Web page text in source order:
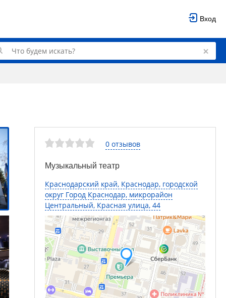
Вход
0 отзывов
Музыкальный театр
Краснодарский край, Краснодар, городской
округ Город Краснодар, микрорайон
Центральный, Красная улица, 44